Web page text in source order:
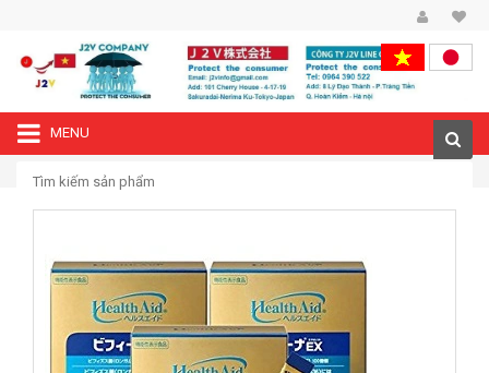
MENU
Bột men vi sinh sống Bifina Gold EX - 30gói Nhật Bản